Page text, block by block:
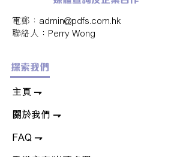
電郵： admin@pdfs.com.hk
​聯絡人：Perry Wong
探索我們
​主頁 ⇁
關於我們 ⇁
FAQ ⇁